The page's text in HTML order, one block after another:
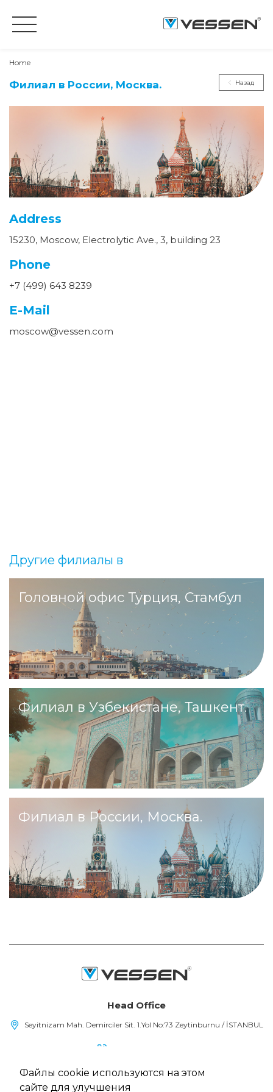
Файлы cookie используются на этом
сайте для улучшения
Home
Филиал в России, Москва. Назад
Address
15230, Moscow, Electrolytic Ave., 3, building 23
Phone
+7 (499) 643 8239
E-Mail
moscow@vessen.com
Другие филиалы в
Головной офис Турция, Стамбул
Филиал в Узбекистане, Ташкент.
Филиал в России, Москва.
Head Office
Seyitnizam Mah. Demirciler Sit. 1.Yol No:73 Zeytinburnu / İSTANBUL
info@vessen.com